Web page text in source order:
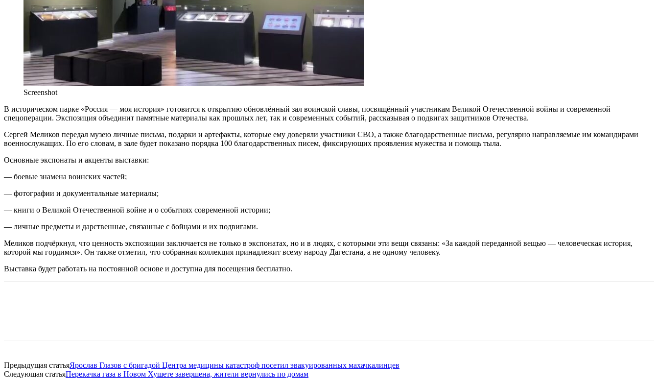
Screenshot
В историческом парке «Россия — моя история» готовится к открытию обновлённый зал воинской славы, посвящённый участникам Великой Отечественной войны и современной
спецоперации. Экспозиция объединит памятные материалы как прошлых лет, так и современных событий, рассказывая о подвигах защитников Отечества.
Сергей Меликов передал музею личные письма, подарки и артефакты, которые ему доверяли участники СВО, а также благодарственные письма, регулярно направляемые им командирами
военнослужащих. По его словам, в зале будет показано порядка 100 благодарственных писем, фиксирующих проявления мужества и помощь тыла.
Основные экспонаты и акценты выставки:
— боевые знамена воинских частей;
— фотографии и документальные материалы;
— книги о Великой Отечественной войне и о событиях современной истории;
— личные предметы и дарственные, связанные с бойцами и их подвигами.
Меликов подчёркнул, что ценность экспозиции заключается не только в экспонатах, но и в людях, с которыми эти вещи связаны: «За каждой переданной вещью — человеческая история,
которой мы гордимся». Он также отметил, что собранная коллекция принадлежит всему народу Дагестана, а не одному человеку.
Выставка будет работать на постоянной основе и доступна для посещения бесплатно.
Предыдущая статьяЯрослав Глазов с бригадой Центра медицины катастроф посетил эвакуированных махачкалинцев
Следующая статьяПерекачка газа в Новом Хушете завершена, жители вернулись по домам